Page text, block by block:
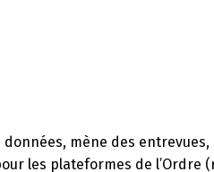
mène des
les plateformes de l’Ordre